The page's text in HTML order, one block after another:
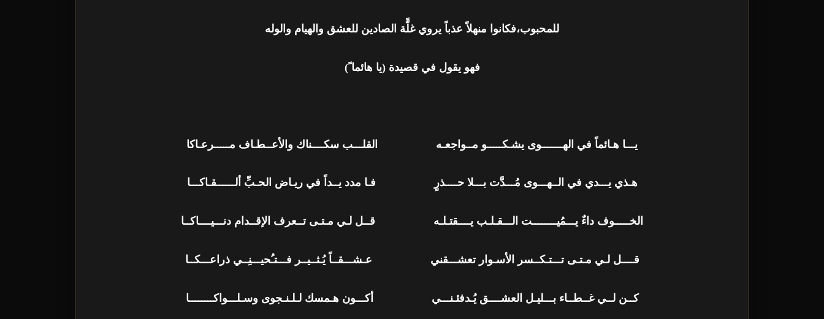
للمحبوب،فكانوا منهلاً عذباً يروي غلًّة الصادين للعشق والهيام والوله
فهو يقول في قصيدة (يا هائما ً)
يـــا هـائماً في الهـــــــوى يشـكـــــو مــواجعـه القلـــب سكــــناك والأعــطـاف مـــــرعـاكا
هـذي يـــدي في الــهـــوى مُـــدَّت بـــلا حــــذرٍ فـا مدد يــداً في ريـاض الحـبِّ ألــــــقـاكـــا
الخـــــوف داءٌ يـــمُيــــــــت الـــقـلـب يــــقتـلـه قــل لـي مـتـى تــعرف الإقــدام دنـــيــــاكــا
قــــل لـي مـتـى تـــتـكــسر الأسـوار تعشـــقني عـشـــقــاً يُـثــيــر فـــتـُحيـــنِــي ذراعـــكــا
كــن لــي غــطــاء بـــليـل العشــــق يُـدفئـنـــي أكـــون هـمسك لـلـنـجوى وسـلـــواكــــــــا